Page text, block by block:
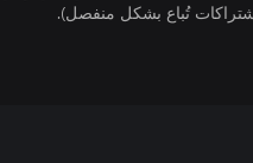
تُباع بشكل منفصل).